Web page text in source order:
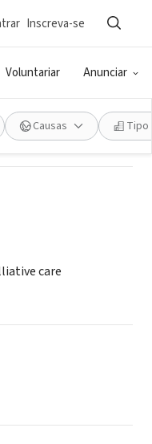
Voluntariar Anunciar
Inscreva-se
Causas Tipo
care